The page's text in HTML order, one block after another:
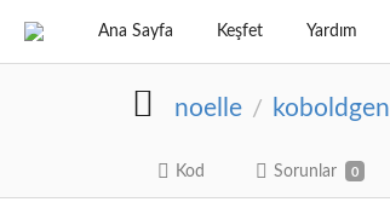
Ana Sayfa Keşfet Yardım
noelle / koboldgen
Kod Sorunlar 0